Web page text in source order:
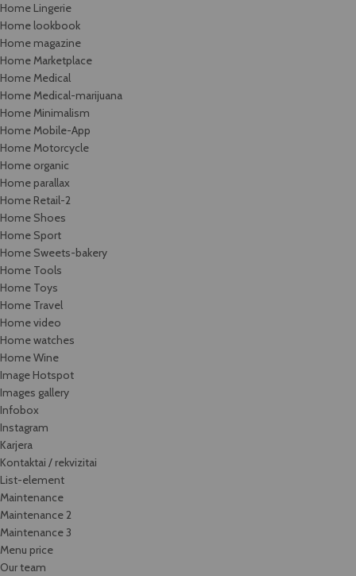
Home Lingerie
Home lookbook
Home magazine
Home Marketplace
Home Medical
Home Medical-marijuana
Home Minimalism
Home Mobile-App
Home Motorcycle
Home organic
Home parallax
Home Retail-2
Home Shoes
Home Sport
Home Sweets-bakery
Home Tools
Home Toys
Home Travel
Home video
Home watches
Home Wine
Image Hotspot
Images gallery
Infobox
Instagram
Karjera
Kontaktai / rekvizitai
List-element
Maintenance
Maintenance 2
Maintenance 3
Menu price
Our team